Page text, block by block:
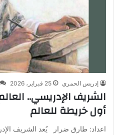
إدريس الحمري 25 فبراير، 2026
الشريف الإدريسي..
أول خريطة للعالم
اعداد: طارق ضرار يُعد الشريف